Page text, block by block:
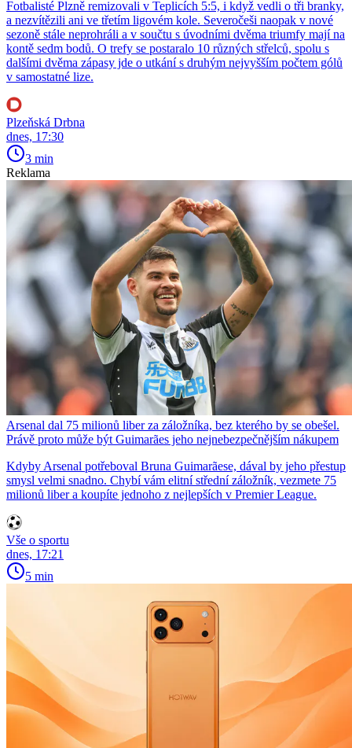
Fotbalisté Plzně remizovali v Teplicích 5:5, i když vedli o tři branky,
a nezvítězili ani ve třetím ligovém kole. Severočeši naopak v nové
sezoně stále neprohráli a v součtu s úvodními dvěma triumfy mají na
kontě sedm bodů. O trefy se postaralo 10 různých střelců, spolu s
dalšími dvěma zápasy jde o utkání s druhým nejvyšším počtem gólů
v samostatné lize.
Plzeňská Drbna
dnes, 17:30
3 min
Reklama
Arsenal dal 75 milionů liber za záložníka, bez kterého by se obešel.
Právě proto může být Guimarães jeho nejnebezpečnějším nákupem
Kdyby Arsenal potřeboval Bruna Guimarãese, dával by jeho přestup
smysl velmi snadno. Chybí vám elitní střední záložník, vezmete 75
milionů liber a koupíte jednoho z nejlepších v Premier League.
Vše o sportu
dnes, 17:21
5 min